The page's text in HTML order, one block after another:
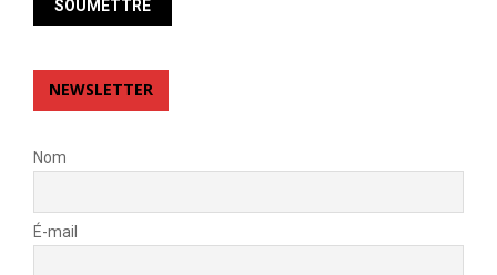
NEWSLETTER
Nom
É-mail